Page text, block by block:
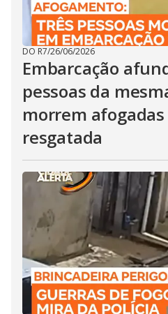
DO R7/26/06/2026
Embarcação
pessoas da
morrem
resgatada